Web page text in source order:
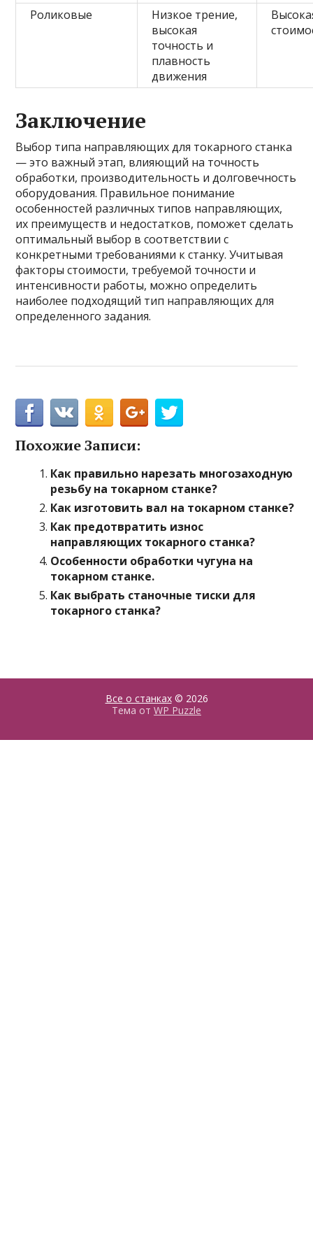
Роликовые
Низкое трение,
высокая
точность и
плавность
движения
Заключение
Выбор типа направляющих для токарного станка
— это важный этап, влияющий на точность
обработки, производительность и долговечность
оборудования. Правильное понимание
особенностей различных типов направляющих,
их преимуществ и недостатков, поможет сделать
оптимальный выбор в соответствии с
конкретными требованиями к станку. Учитывая
факторы стоимости, требуемой точности и
интенсивности работы, можно определить
наиболее подходящий тип направляющих для
определенного задания.
Похожие Записи:
Как правильно нарезать многозаходную
резьбу на токарном станке?
Как изготовить вал на токарном станке?
Как предотвратить износ
направляющих токарного станка?
Особенности обработки чугуна на
токарном станке.
Как выбрать станочные тиски для
токарного станка?
Все о станках© 2026
Тема от WP Puzzle